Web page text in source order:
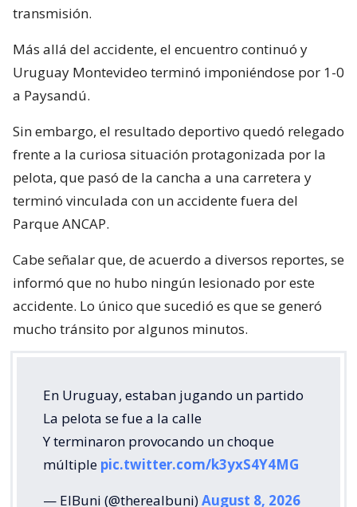
transmisión.
Más allá del accidente, el encuentro continuó y
Uruguay Montevideo terminó imponiéndose por 1-0
a Paysandú.
Sin embargo, el resultado deportivo quedó relegado
frente a la curiosa situación protagonizada por la
pelota, que pasó de la cancha a una carretera y
terminó vinculada con un accidente fuera del
Parque ANCAP.
Cabe señalar que, de acuerdo a diversos reportes, se
informó que no hubo ningún lesionado por este
accidente. Lo único que sucedió es que se generó
mucho tránsito por algunos minutos.
En Uruguay, estaban jugando un partido
La pelota se fue a la calle
Y terminaron provocando un choque
múltiple pic.twitter.com/k3yxS4Y4MG
— ElBuni (@therealbuni)August 8, 2026